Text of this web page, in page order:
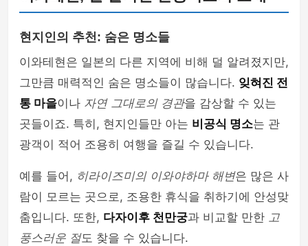
현지인의 추천: 숨은 명소들
이와테현은 일본의 다른 지역에 비해 덜 알려졌지만,
그만큼 매력적인 숨은 명소들이 많습니다. 잊혀진 전
통 마을이나 자연 그대로의 경관을 감상할 수 있는
곳들이죠. 특히, 현지인들만 아는 비공식 명소는 관
광객이 적어 조용히 여행을 즐길 수 있습니다.
예를 들어, 히라이즈미의 이와야하마 해변은 많은 사
람이 모르는 곳으로, 조용한 휴식을 취하기에 안성맞
춤입니다. 또한, 다자이후 천만궁과 비교할 만한 고
풍스러운 절도 찾을 수 있습니다.